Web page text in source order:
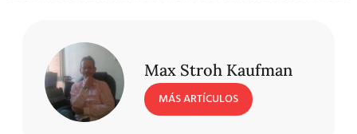
Max Stroh Kaufman
MÁS ARTÍCULOS